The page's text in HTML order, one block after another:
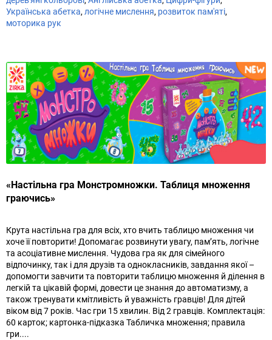
Українська абетка,логічне мислення, розвиток пам'яті,
моторика рук
«Настільна гра Монстромножки. Таблиця множення
граючись»
Крута настільна гра для всіх, хто вчить таблицю множення чи
хоче її повторити! Допомагає розвинути увагу, пам’ять, логічне
та асоціативне мислення. Чудова гра як для сімейного
відпочинку, так і для друзів та однокласників, завдання якої –
допомогти завчити та повторити таблицю множення й ділення в
легкій та цікавій формі, довести це знання до автоматизму, а
також тренувати кмітливість й уважність гравців! Для дітей
віком від 7 років. Час гри 15 хвилин. Від 2 гравців. Комплектація:
60 карток; картонка-підказка Табличка множення; правила
гри....